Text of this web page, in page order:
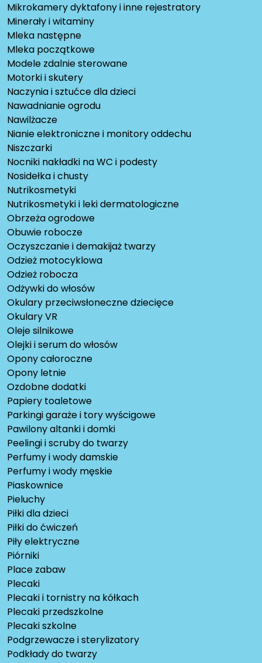
Mikrokamery dyktafony i inne rejestratory
Minerały i witaminy
Mleka następne
Mleka początkowe
Modele zdalnie sterowane
Motorki i skutery
Naczynia i sztućce dla dzieci
Nawadnianie ogrodu
Nawilżacze
Nianie elektroniczne i monitory oddechu
Niszczarki
Nocniki nakładki na WC i podesty
Nosidełka i chusty
Nutrikosmetyki
Nutrikosmetyki i leki dermatologiczne
Obrzeża ogrodowe
Obuwie robocze
Oczyszczanie i demakijaż twarzy
Odzież motocyklowa
Odzież robocza
Odżywki do włosów
Okulary przeciwsłoneczne dziecięce
Okulary VR
Oleje silnikowe
Olejki i serum do włosów
Opony całoroczne
Opony letnie
Ozdobne dodatki
Papiery toaletowe
Parkingi garaże i tory wyścigowe
Pawilony altanki i domki
Peelingi i scruby do twarzy
Perfumy i wody damskie
Perfumy i wody męskie
Piaskownice
Pieluchy
Piłki dla dzieci
Piłki do ćwiczeń
Piły elektryczne
Piórniki
Place zabaw
Plecaki
Plecaki i tornistry na kółkach
Plecaki przedszkolne
Plecaki szkolne
Podgrzewacze i sterylizatory
Podkłady do twarzy